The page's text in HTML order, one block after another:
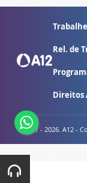
Rel. de
Direitos
© 2007 - 2026. A12 -